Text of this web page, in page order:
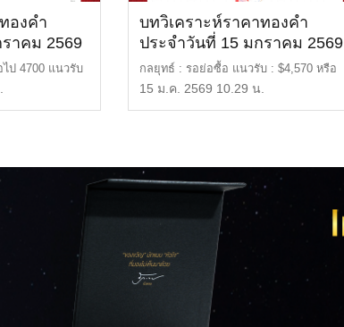
องคำ
าคม 2569
ป 4700 แนวรับ
บทวิเคราะห์ราคาทองคำ
ประจำวันที่ 15 มกราคม 2569
กลยุทธ์ : รอย่อซื้อ แนวรับ : $4,570 หรือ
68,300 แนวต้าน […]
15 ม.ค. 2569 10.29 น.